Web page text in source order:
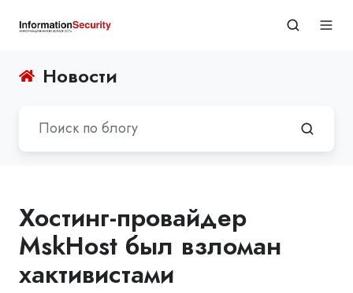
Новости
Хостинг-провайдер
MskHost был взломан
хактивистами